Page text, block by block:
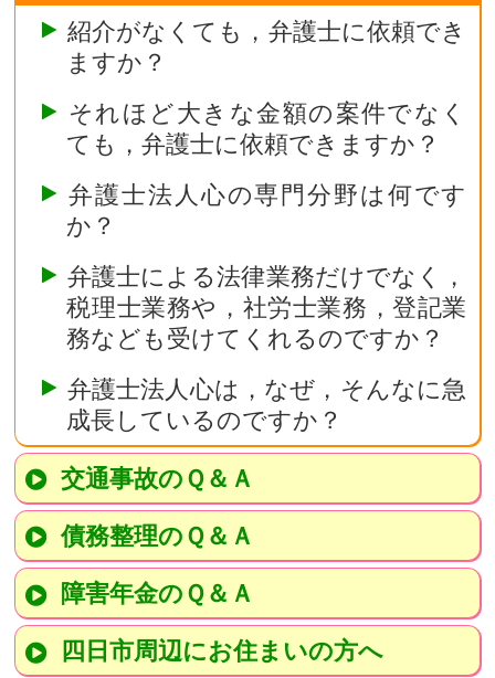
紹介がなくても，弁護士に依頼でき
ますか？
それほど大きな金額の案件でなく
ても，弁護士に依頼できますか？
弁護士法人心の専門分野は何です
か？
弁護士による法律業務だけでなく，
税理士業務や，社労士業務，登記業
務なども受けてくれるのですか？
弁護士法人心は，なぜ，そんなに急
成長しているのですか？
交通事故のＱ＆Ａ
債務整理のＱ＆Ａ
障害年金のＱ＆Ａ
四日市周辺にお住まいの方へ